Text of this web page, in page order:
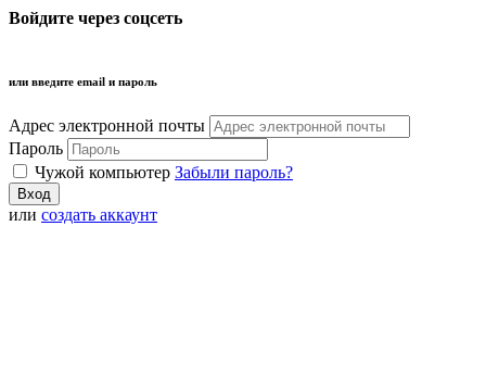
Войдите через соцсеть
или введите email и пароль
Адрес электронной почты
Пароль
Чужой компьютер Забыли пароль?
или создать аккаунт